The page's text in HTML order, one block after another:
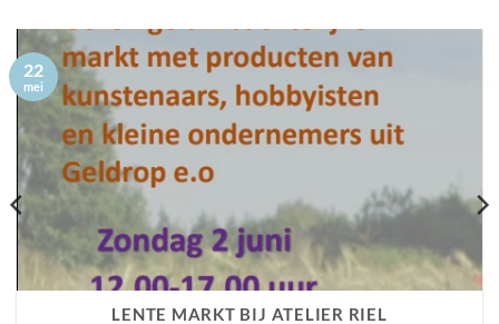
LENTE MARKT BIJ ATELIER RIEL
22
mei